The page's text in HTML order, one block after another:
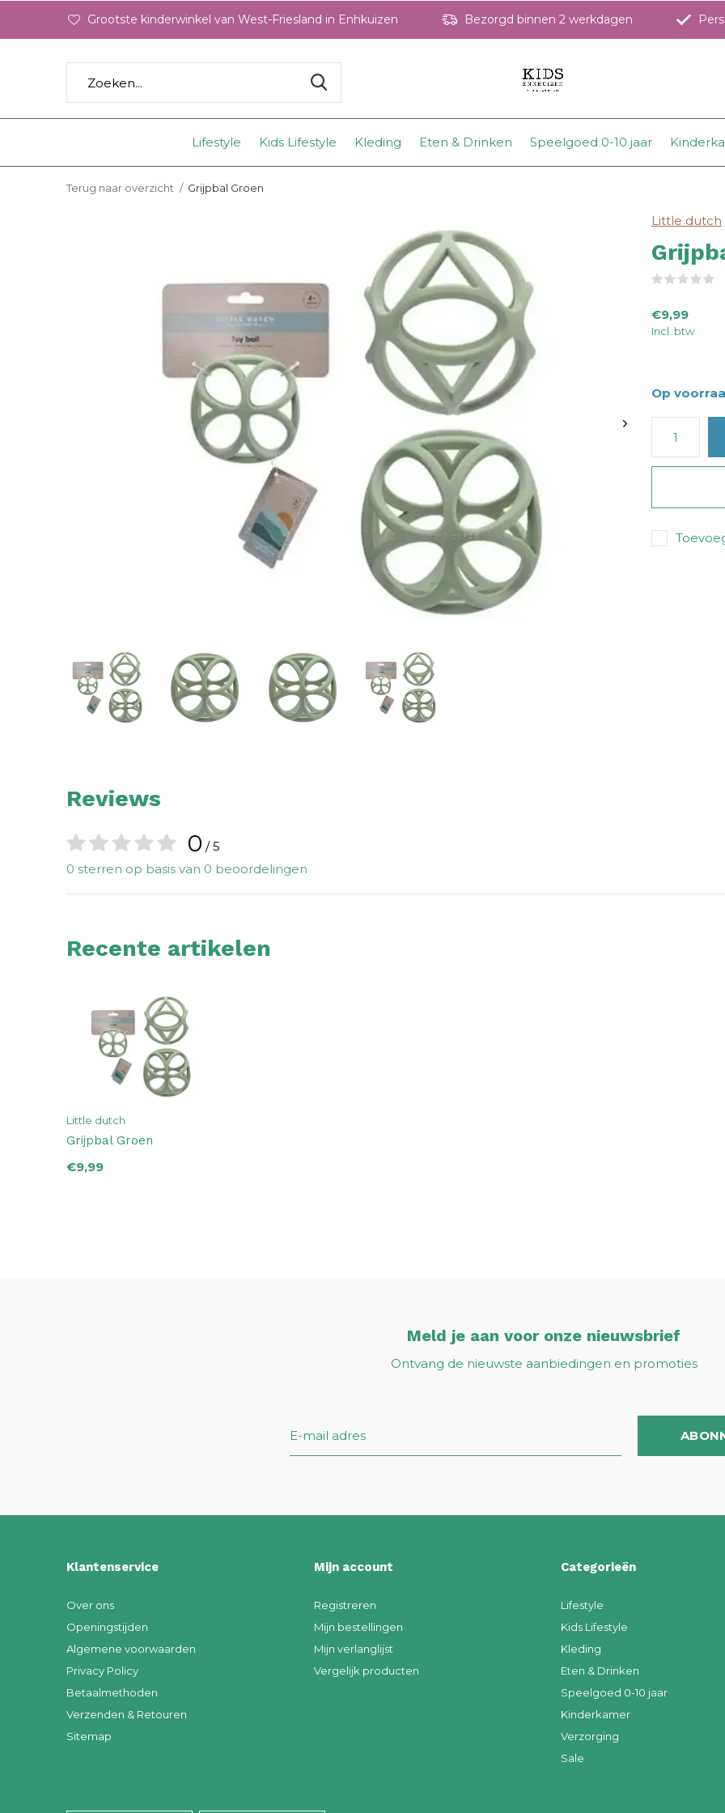
Lifestyle Kids Lifestyle Kleding Eten & Drinken Speelgoed 0-10 jaar
Grootste kinderwinkel van West-Friesland in Enhkuizen Bezorgd binnen 2 werkdagen
Terug naar overzicht Grijpbal Groen
Little dutch
€9,99
Incl. btw
Op
Reviews
0 / 5
0 sterren op basis van 0 beoordelingen
Recente artikelen
Little dutch
Grijpbal Groen
€9,99
Meld je aan voor onze nieuwsbrief
Ontvang de nieuwste aanbiedingen en promoties
Klantenservice
Over ons
Openingstijden
Algemene voorwaarden
Privacy Policy
Betaalmethoden
Verzenden & Retouren
Sitemap
Mijn account
Registreren
Mijn bestellingen
Mijn verlanglijst
Vergelijk producten
Categorieën
Lifestyle
Kids Lifestyle
Kleding
Eten & Drinken
Speelgoed 0-10 jaar
Kinderkamer
Verzorging
Sale